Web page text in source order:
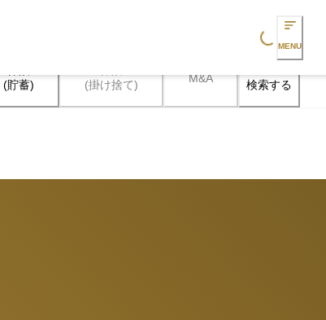
Loading...
MENU
(貯蓄)
(掛け捨て)
M&A 検索する